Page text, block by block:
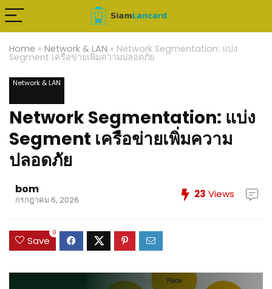
Home » Network & LAN » Network Segmentation: แบ่ง
Segment เครือข่ายเพิ่มความปลอดภัย
Network & LAN
Network Segmentation: แบ่ง
Segment เครือข่ายเพิ่มความ
ปลอดภัย
bom
กรกฎาคม 6, 2026 23 Views
Save
0